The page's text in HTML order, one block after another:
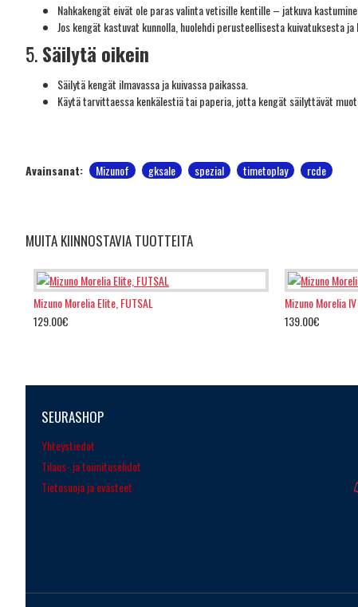
Nahkakengät eivät ole paras valinta vetisille kentille – jatkuva
Jos kengät kastuvat kunnolla, huolehdi perusteellisesta kuivatuksesta ja
5.Säilytä oikein
Säilytä kengät ilmavassa ja kuivassa paikassa.
Käytä tarvittaessa kenkälestiä tai paperia, jotta kengät säilyttävät
Avainsanat: Mizunof gksale spezial timetoplay rcde
MUITA KIINNOSTAVIA TUOTTEITA
Mizuno Morelia Elite, FUTSAL
129.00€
Mizuno Morelia
139.00€
SEURASHOP
Yhteystiedot
Tilaus- ja toimitusehdot
Tietosuoja ja evästeet